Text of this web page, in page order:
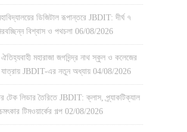
ডিজিটাল রূপান্তরে JBDIT: দীর্ঘ ৭
বিশ্বাস ও পথচলা 06/08/2026
ঐতিহ্যবাহী মহারাজা জগদিন্দ্র নাথ স্কুল ও কলেজের
যাত্রায় JBDIT-এর নতুন অধ্যায় 04/08/2026
টেক লিডার তৈরিতে JBDIT: ক্লাস, প্র্যাকটিক্যাল
টিমওয়ার্কের গল্প 02/08/2026